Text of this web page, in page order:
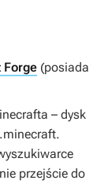
Forge (posiada
– dysk
przejście do